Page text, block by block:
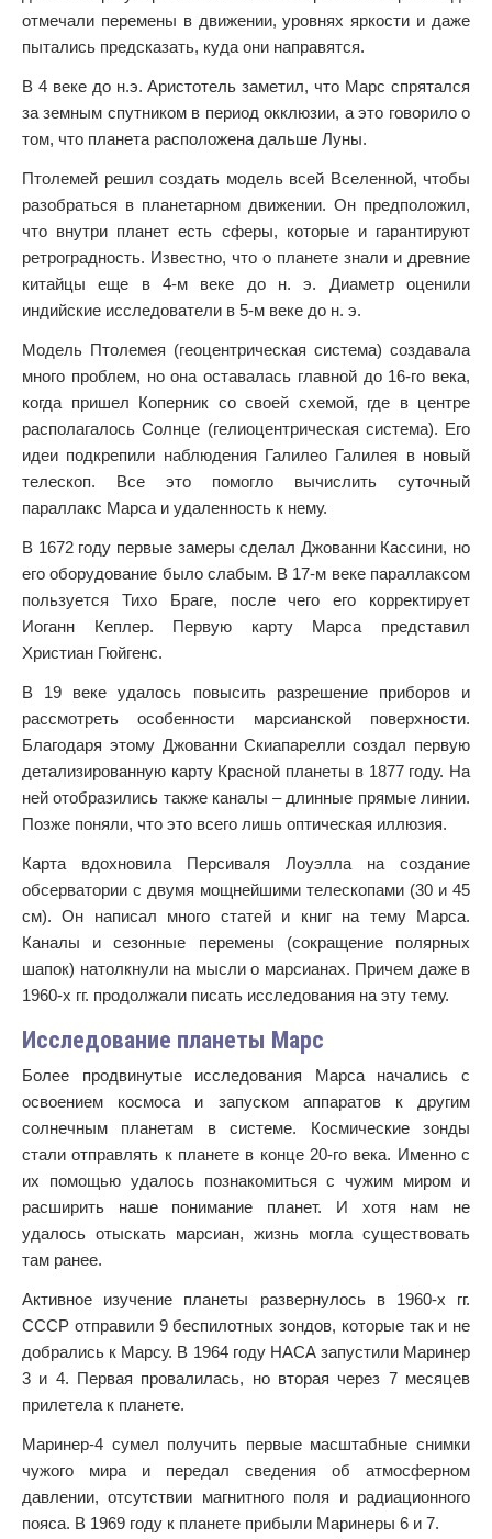
отмечали перемены в движении, уровнях яркости и даже
пытались предсказать, куда они направятся.
В 4 веке до н.э. Аристотель заметил, что Марс спрятался
за земным спутником в период окклюзии, а это говорило о
том, что планета расположена дальше Луны.
Птолемей решил создать модель всей Вселенной, чтобы
разобраться в планетарном движении. Он предположил,
что внутри планет есть сферы, которые и гарантируют
ретроградность. Известно, что о планете знали и древние
китайцы еще в 4-м веке до н. э. Диаметр оценили
индийские исследователи в 5-м веке до н. э.
Модель Птолемея (геоцентрическая система) создавала
много проблем, но она оставалась главной до 16-го века,
когда пришел Коперник со своей схемой, где в центре
располагалось Солнце (гелиоцентрическая система). Его
идеи подкрепили наблюдения Галилео Галилея в новый
телескоп. Все это помогло вычислить суточный
параллакс Марса и удаленность к нему.
В 1672 году первые замеры сделал Джованни Кассини, но
его оборудование было слабым. В 17-м веке параллаксом
пользуется Тихо Браге, после чего его корректирует
Иоганн Кеплер. Первую карту Марса представил
Христиан Гюйгенс.
В 19 веке удалось повысить разрешение приборов и
рассмотреть особенности марсианской поверхности.
Благодаря этому Джованни Скиапарелли создал первую
детализированную карту Красной планеты в 1877 году. На
ней отобразились также каналы – длинные прямые линии.
Позже поняли, что это всего лишь оптическая иллюзия.
Карта вдохновила Персиваля Лоуэлла на создание
обсерватории с двумя мощнейшими телескопами (30 и 45
см). Он написал много статей и книг на тему Марса.
Каналы и сезонные перемены (сокращение полярных
шапок) натолкнули на мысли о марсианах. Причем даже в
1960-х гг. продолжали писать исследования на эту тему.
Исследование планеты Марс
Более продвинутые исследования Марса начались с
освоением космоса и запуском аппаратов к другим
солнечным планетам в системе. Космические зонды
стали отправлять к планете в конце 20-го века. Именно с
их помощью удалось познакомиться с чужим миром и
расширить наше понимание планет. И хотя нам не
удалось отыскать марсиан, жизнь могла существовать
там ранее.
Активное изучение планеты развернулось в 1960-х гг.
СССР отправили 9 беспилотных зондов, которые так и не
добрались к Марсу. В 1964 году НАСА запустили Маринер
3 и 4. Первая провалилась, но вторая через 7 месяцев
прилетела к планете.
Маринер-4 сумел получить первые масштабные снимки
чужого мира и передал сведения об атмосферном
давлении, отсутствии магнитного поля и радиационного
пояса. В 1969 году к планете прибыли Маринеры 6 и 7.